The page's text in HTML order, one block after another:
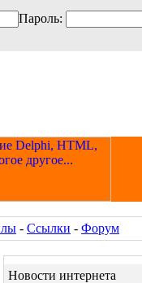
Пароль:
- Ссылки - Форум
Новости интернета